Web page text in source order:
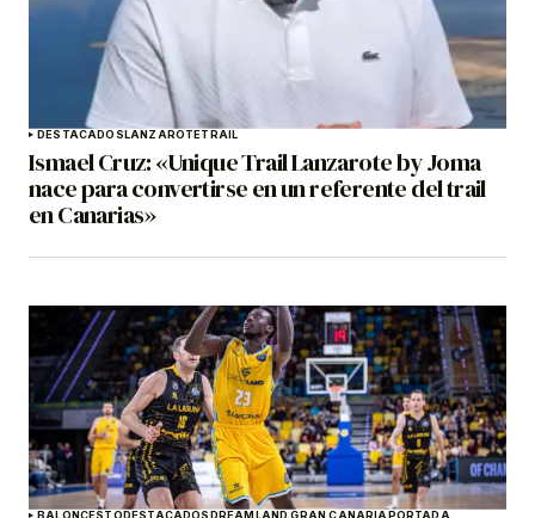
DESTACADOSLANZAROTETRAIL
Ismael Cruz: «Unique Trail Lanzarote by Joma
nace para convertirse en un referente del trail
en Canarias»
BALONCESTODESTACADOSDREAMLAND GRAN CANARIAPORTADA